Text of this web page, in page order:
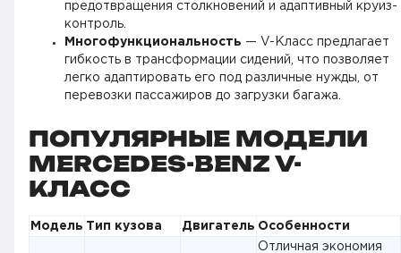
предотвращения столкновений и адаптивный круиз-
контроль.
Многофункциональность — V-Класс предлагает
гибкость в трансформации сидений, что позволяет
легко адаптировать его под различные нужды, от
перевозки пассажиров до загрузки багажа.
ПОПУЛЯРНЫЕ МОДЕЛИ
MERCEDES-BENZ V-
КЛАСС
Модель Тип кузова Двигатель Особенности
Отличная экономия